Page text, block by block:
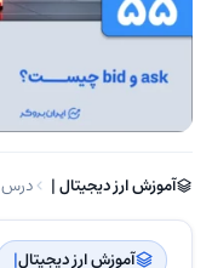
آموزش ارز دیجیتال | ‌ درس 55 از 90
آموزش ارز دیجیتال| ‌